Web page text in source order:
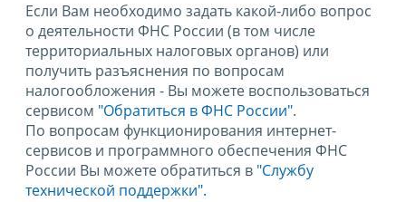
Если Вам необходимо задать какой-либо вопрос
о деятельности ФНС России (в том числе
территориальных налоговых органов) или
получить разъяснения по вопросам
налогообложения - Вы можете воспользоваться
сервисом "Обратиться в ФНС России".
По вопросам функционирования интернет-
сервисов и программного обеспечения ФНС
России Вы можете обратиться в "Службу
технической поддержки".